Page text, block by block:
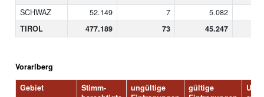
SCHWAZ
52.149 7
5.082
TIROL
477.189 73 45.247
Vorarlberg
Gebiet
Stimm-
ungültige
gültige